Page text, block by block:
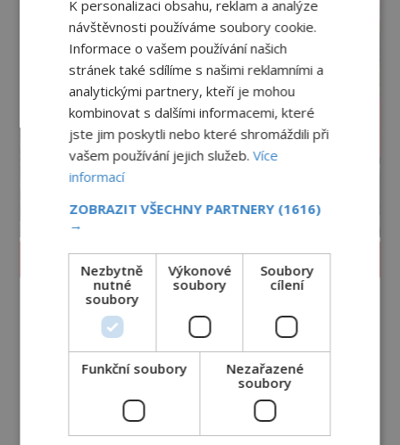
PROLISTOVAT ČASOPIS
K personalizaci obsahu, reklam a analýze
návštěvnosti používáme soubory cookie.
Informace o vašem používání našich
stránek také sdílíme s našimi reklamními a
analytickými partnery, kteří je mohou
kombinovat s dalšími informacemi, které
jste jim poskytli nebo které shromáždili při
vašem používání jejich služeb.Více
informací
ZOBRAZIT VŠECHNY PARTNERY (1616)
→
Nezbytně
nutné
soubory
Výkonové
soubory
Soubory
cílení
Funkční soubory
Nezařazené
soubory